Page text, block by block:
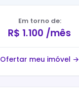
Em torno de:
R$ 1.100 /mês
Ofertar meu imóvel →